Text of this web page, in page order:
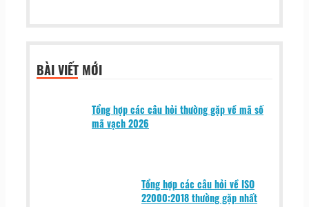
BÀI VIẾT MỚI
Tổng hợp các câu hỏi thường gặp về mã số
mã vạch 2026
Tổng hợp các câu hỏi về ISO
22000:2018 thường gặp nhất